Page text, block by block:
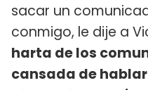
sacar un
conmigo, le dije a
harta de los
cansada de hablar